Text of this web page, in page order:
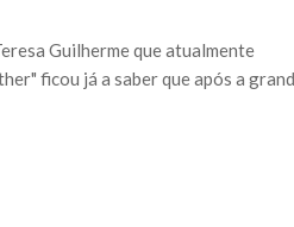
Guilherme que atualmente
ficou já a saber que após a